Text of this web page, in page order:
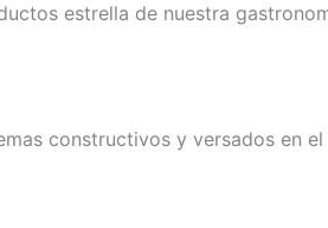
estrella de nuestra
constructivos y versados en